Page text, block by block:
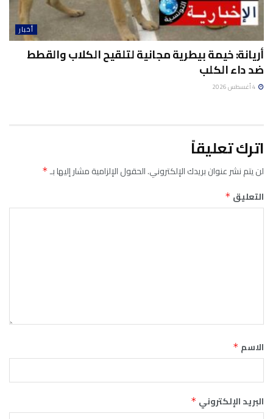
أخبار
أريانة: خيمة بيطرية مجانية لتلقيح الكلاب والقطط
ضد داء الكلب
اترك تعليقاً
لن يتم نشر عنوان بريدك الإلكتروني.الحقول الإلزامية مشار إليها بـ*
التعليق *
الاسم *
البريد الإلكتروني *